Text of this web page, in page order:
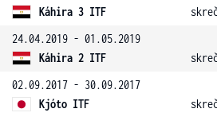
Káhira 3 ITF
24.04.2019 - 01.05.2019
Káhira 2 ITF
02.09.2017 - 30.09.2017
Kjóto ITF